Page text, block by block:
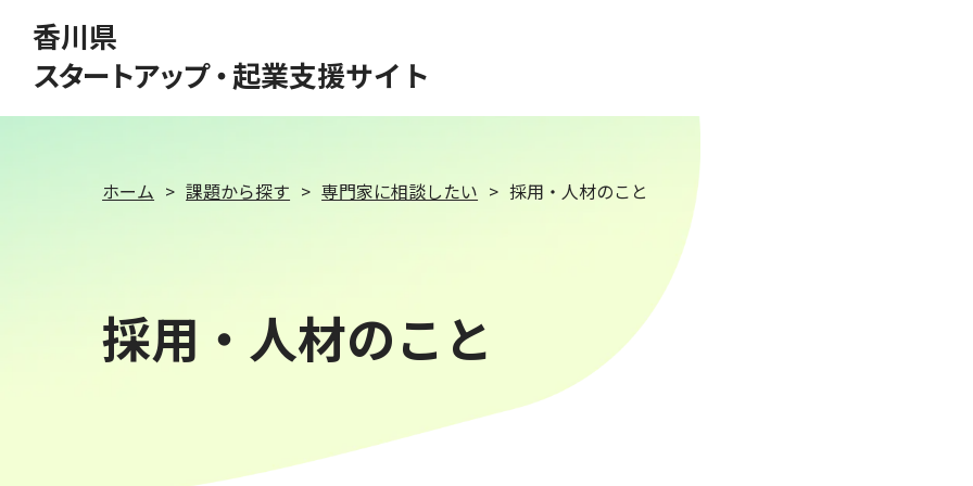
香川県
スタートアップ・起業支援サイト
ホーム 課題から探す 専門家に相談したい 採用・人材のこと
採用・人材のこと